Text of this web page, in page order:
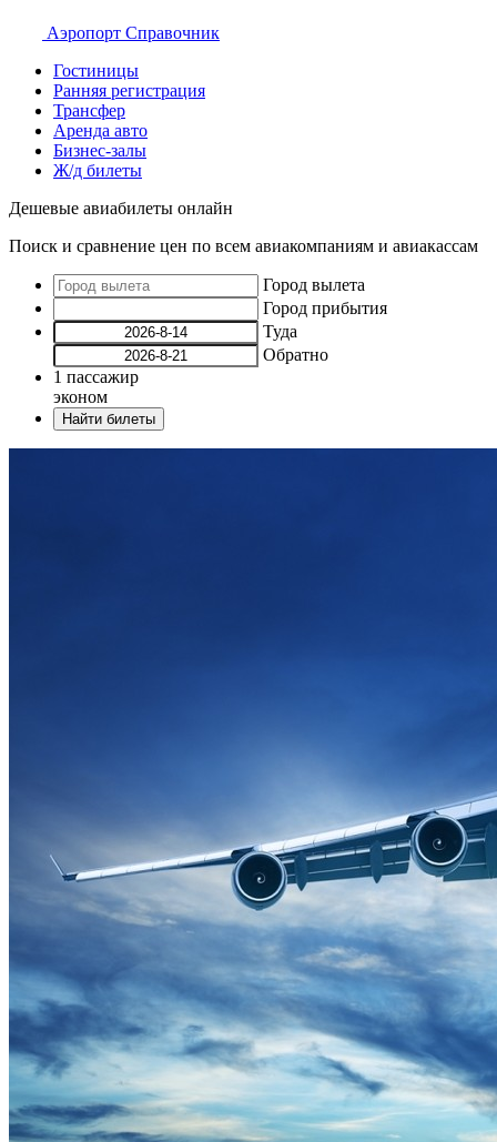
Аэропорт Справочник
Гостиницы
Ранняя регистрация
Трансфер
Аренда авто
Бизнес-залы
Ж/д билеты
Дешевые авиабилеты онлайн
Поиск и сравнение цен по всем авиакомпаниям и авиакассам
Город вылета
Город прибытия
Туда
Обратно
1 пассажир
эконом
Найти билеты